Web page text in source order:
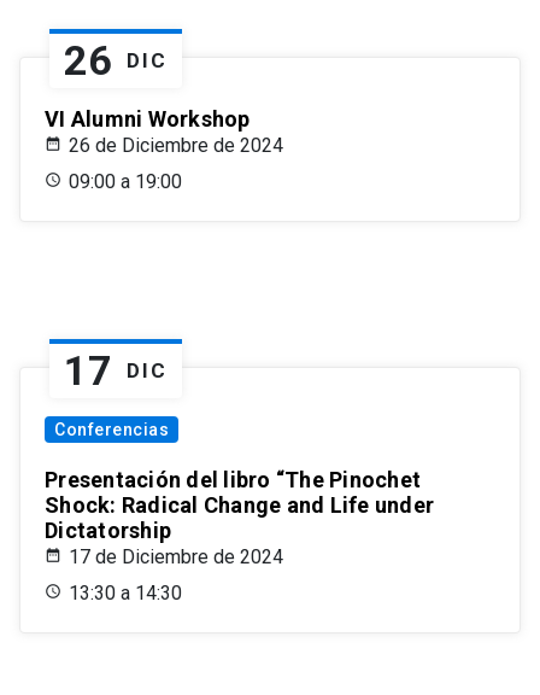
26 DIC
VI Alumni Workshop
26 de Diciembre de 2024
09:00 a 19:00
17 DIC
Conferencias
Presentación del libro “The Pinochet
Shock: Radical Change and Life under
Dictatorship
17 de Diciembre de 2024
13:30 a 14:30